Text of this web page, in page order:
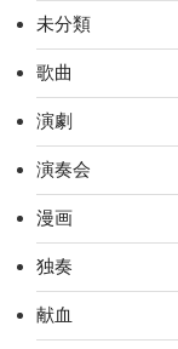
未分類
歌曲
演劇
演奏会
漫画
独奏
献血